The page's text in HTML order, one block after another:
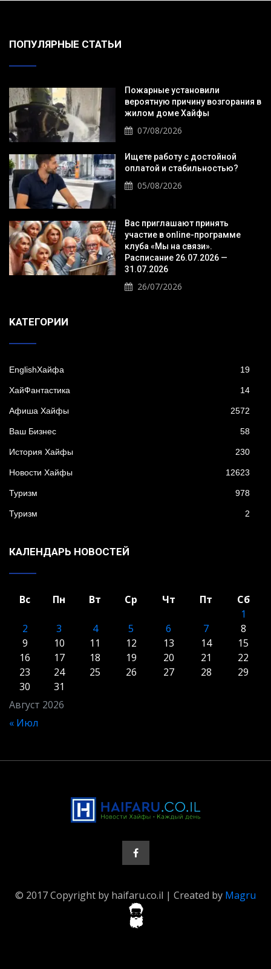
ПОПУЛЯРНЫЕ СТАТЬИ
Пожарные установили
вероятную причину возгорания в
жилом доме Хайфы
07/08/2026
Ищете работу с достойной
оплатой и стабильностью?
05/08/2026
Вас приглашают принять
участие в online-программе
клуба «Мы на связи».
Расписание 26.07.2026 —
31.07.2026
26/07/2026
KАТЕГОРИИ
EnglishХайфа 19
XайФантастика 14
Афиша Хайфы 2572
Ваш Бизнес 58
История Хайфы 230
Новости Хайфы 12623
Туризм 978
Туризм 2
КАЛЕНДАРЬ НОВОСТЕЙ
Август 2026
Вс Пн Вт Ср Чт Пт
Сб
1
2
3 4 5 6 7
8
9
10 11 12 13 14
15
16
17 18 19 20 21
22
23
24 25 26 27 28
29
30
31
« Июл
© 2017 Copyright by haifaru.co.il | Created by Magru